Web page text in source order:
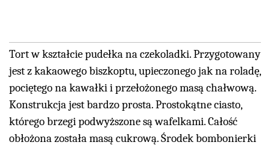
Tort w kształcie pudełka na czekoladki. Przygotowany
jest z kakaowego biszkoptu, upieczonego jak na roladę,
pociętego na kawałki i przełożonego masą chałwową.
Konstrukcja jest bardzo prosta. Prostokątne ciasto,
którego brzegi podwyższone są wafelkami. Całość
obłożona została masą cukrową. Środek bombonierki